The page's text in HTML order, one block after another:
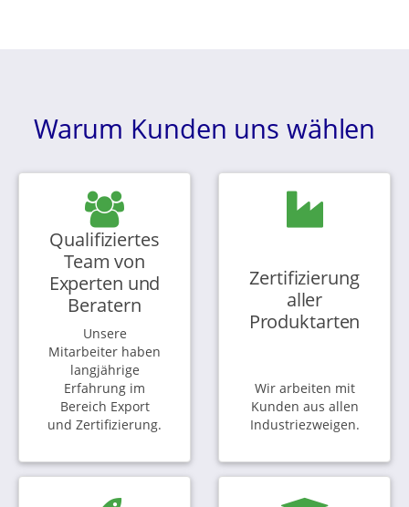
Warum Kunden uns wählen
Qualifiziertes
Team von
Experten und
Beratern
Unsere
Mitarbeiter haben
langjährige
Erfahrung im
Bereich Export
und Zertifizierung.
Zertifizierung
aller
Produktarten
Wir arbeiten mit
Kunden aus allen
Industriezweigen.